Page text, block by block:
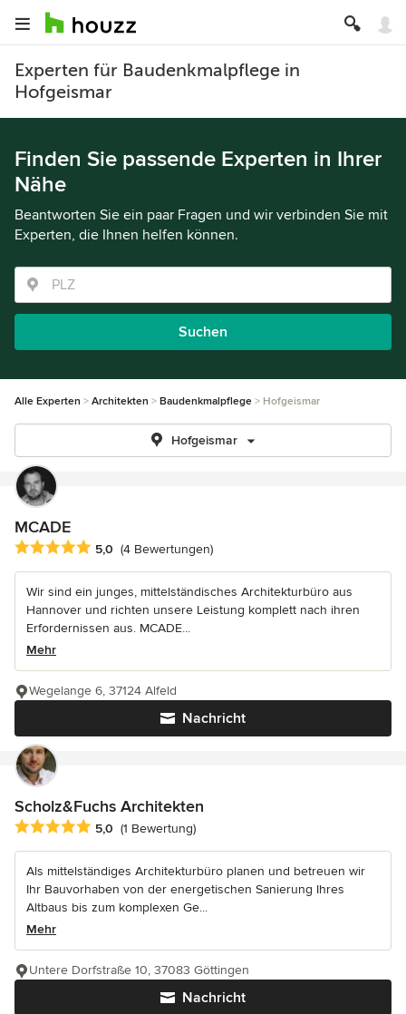
Experten für Baudenkmalpflege in
Hofgeismar
Finden Sie passende Experten in Ihrer
Nähe
Beantworten Sie ein paar Fragen und wir verbinden Sie mit
Experten, die Ihnen helfen können.
Suchen
Alle Experten Architekten Baudenkmalpflege Hofgeismar
Hofgeismar
MCADE
Durchschnittliche Bewertung: 5 von 5 Sternen
5,0 (4 Bewertungen)
Wir sind ein junges, mittelständisches Architekturbüro aus
Hannover und richten unsere Leistung komplett nach ihren
Erfordernissen aus. MCADE...
Mehr
Nachricht
Wegelange 6, 37124 Alfeld
Scholz&Fuchs Architekten
Durchschnittliche Bewertung: 5 von 5 Sternen
5,0 (1 Bewertung)
Als mittelständiges Architekturbüro planen und betreuen wir
Ihr Bauvorhaben von der energetischen Sanierung Ihres
Altbaus bis zum komplexen Ge...
Mehr
Nachricht
Untere Dorfstraße 10, 37083 Göttingen